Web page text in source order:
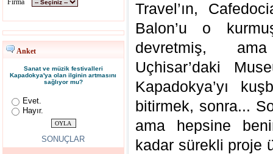
Firma
Anket
Sanat ve müzik festivalleri
Kapadokya'ya olan ilginin artmasını
sağlıyor mu?
Evet.
Hayır.
SONUÇLAR
Travel’ın,
Balon’u o
devretmiş,
Uçhisar’daki
Kapadokya’yı
bitirmek, sonra...
ama hepsine
kadar sürekli proje